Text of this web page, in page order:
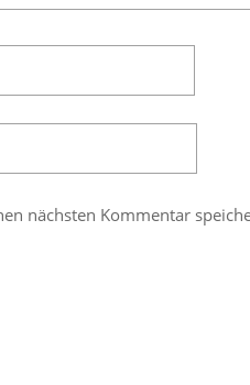
nächsten Kommentar